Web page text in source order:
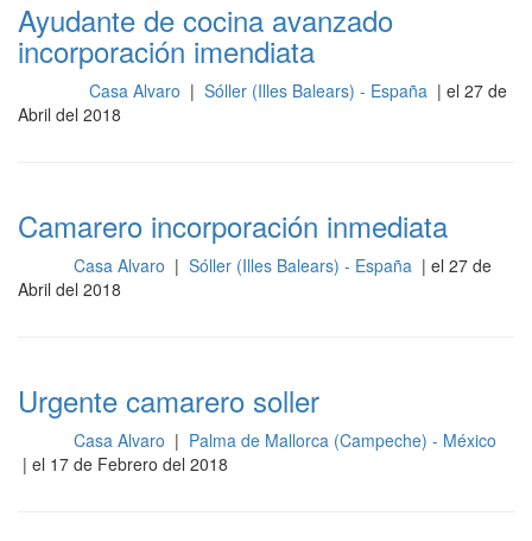
Ayudante de cocina avanzado
incorporación imendiata
Casa Alvaro | Sóller (Illes Balears) - España | el 27 de
Abril del 2018
Camarero incorporación inmediata
Casa Alvaro | Sóller (Illes Balears) - España | el 27 de
Abril del 2018
Urgente camarero soller
Casa Alvaro | Palma de Mallorca (Campeche) - México
| el 17 de Febrero del 2018